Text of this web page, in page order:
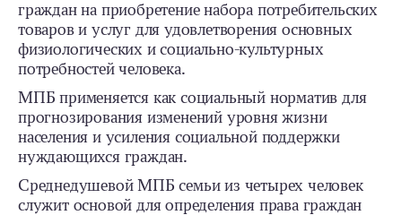
граждан на приобретение набора потребительских
товаров и услуг для удовлетворения основных
физиологических и социально-культурных
потребностей человека.
МПБ применяется как социальный норматив для
прогнозирования изменений уровня жизни
населения и усиления социальной поддержки
нуждающихся граждан.
Среднедушевой МПБ семьи из четырех человек
служит основой для определения права граждан